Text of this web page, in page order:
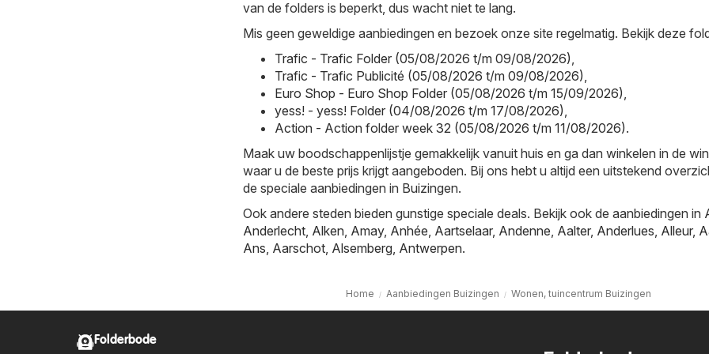
van de folders is beperkt, dus wacht niet te lang.
Mis geen geweldige aanbiedingen en bezoek onze site regelmatig. Bekijk deze
Trafic - Trafic Folder (05/08/2026 t/m 09/08/2026),
Trafic - Trafic Publicité (05/08/2026 t/m 09/08/2026),
Euro Shop - Euro Shop Folder (05/08/2026 t/m 15/09/2026),
yess! - yess! Folder (04/08/2026 t/m 17/08/2026),
Action - Action folder week 32 (05/08/2026 t/m 11/08/2026).
Maak uw boodschappenlijstje gemakkelijk vanuit huis en ga dan winkelen in de
waar u de beste prijs krijgt aangeboden. Bij ons hebt u altijd een uitstekend
de speciale aanbiedingen in Buizingen.
Ook andere steden bieden gunstige speciale deals. Bekijk ook de aanbiedingen in
Anderlecht, Alken, Amay, Anhée, Aartselaar, Andenne, Aalter, Anderlues, Alleur,
Ans, Aarschot, Alsemberg, Antwerpen.
Home Aanbiedingen Buizingen Wonen, tuincentrum Buizingen
Folderbode